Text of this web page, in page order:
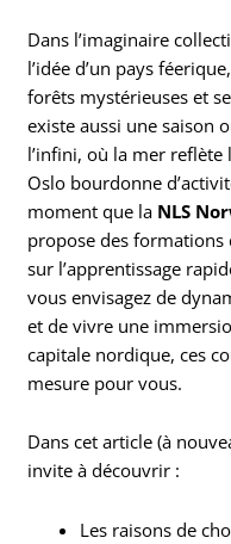
Dans l’imaginaire
l’idée d’un pays
forêts mystérieuses et
existe aussi une saison
l’infini, où la mer
Oslo bourdonne
moment que la NLS
propose des formations
sur l’apprentissage
vous envisagez de
et de vivre une
capitale nordique, ces
mesure pour vous.
Dans cet article (à
invite à découvrir :
Les raisons de